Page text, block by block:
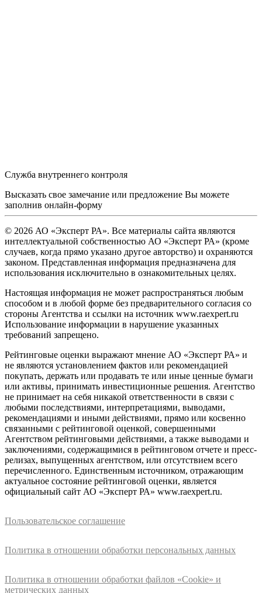
Служба внутреннего контроля
Высказать свое замечание или предложение Вы можете
заполнив онлайн-форму
© 2026 АО «Эксперт РА». Все материалы сайта являются
интеллектуальной собственностью АО «Эксперт РА» (кроме
случаев, когда прямо указано другое авторство) и охраняются
законом. Представленная информация предназначена для
использования исключительно в ознакомительных целях.
Настоящая информация не может распространяться любым
способом и в любой форме без предварительного согласия со
стороны Агентства и ссылки на источник www.raexpert.ru
Использование информации в нарушение указанных
требований запрещено.
Рейтинговые оценки выражают мнение АО «Эксперт РА» и
не являются установлением фактов или рекомендацией
покупать, держать или продавать те или иные ценные бумаги
или активы, принимать инвестиционные решения. Агентство
не принимает на себя никакой ответственности в связи с
любыми последствиями, интерпретациями, выводами,
рекомендациями и иными действиями, прямо или косвенно
связанными с рейтинговой оценкой, совершенными
Агентством рейтинговыми действиями, а также выводами и
заключениями, содержащимися в рейтинговом отчете и пресс-
релизах, выпущенных агентством, или отсутствием всего
перечисленного. Единственным источником, отражающим
актуальное состояние рейтинговой оценки, является
официальный сайт АО «Эксперт РА» www.raexpert.ru.
Пользовательское соглашение
Политика в отношении обработки персональных данных
Политика в отношении обработки файлов «Cookie» и
метрических данных